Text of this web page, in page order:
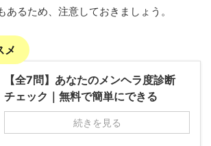
あるため、注意しておきましょう。
メ
【全7問】あなたのメンヘラ度診断
チェック｜無料で簡単にできる
続きを見る